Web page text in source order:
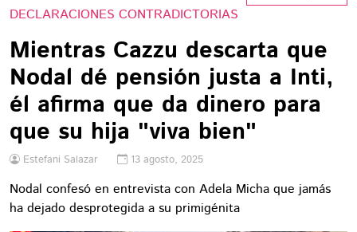
DECLARACIONES CONTRADICTORIAS
Mientras Cazzu descarta que
Nodal dé pensión justa a Inti,
él afirma que da dinero para
que su hija "viva bien"
Estefani Salazar 13 agosto, 2025
Nodal confesó en entrevista con Adela Micha que jamás
ha dejado desprotegida a su primigénita